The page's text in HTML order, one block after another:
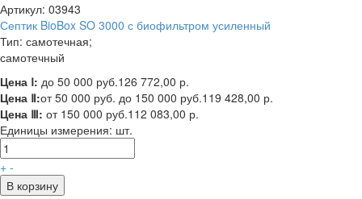
Артикул: 03943
Септик BioBox SO 3000 с биофильтром усиленный
Тип: самотечная;
самотечный
Цена Ⅰ: до 50 000 руб.126 772,00 р.
Цена Ⅱ:от 50 000 руб. до 150 000 руб.119 428,00 р.
Цена Ⅲ: от 150 000 руб.112 083,00 р.
Единицы измерения: шт.
+ -
В корзину